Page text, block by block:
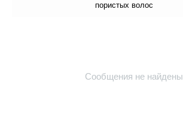
пористых волос
Сообщения не найдены